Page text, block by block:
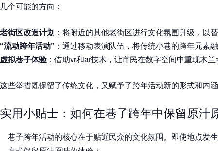
几个可能的方向：
老街区改造计划 ：将附近的其他老街区进行文化氛围升级，以
“流动跨年活动” ：通过移动表演队伍，将传统小巷的跨年元素
虚拟巷子体验：借助vr和ar技术，让市民在数字空间中重现木
这些举措既保留了传统文化，又赋予了跨年活动新的形式和内
实用小贴士：如何在巷子跨年中保留原汁
巷子跨年活动的核心在于贴近民众的文化氛围。即使地点发